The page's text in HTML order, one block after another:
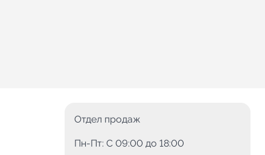
Отдел продаж
Пн-Пт: C 09:00 до 18:00